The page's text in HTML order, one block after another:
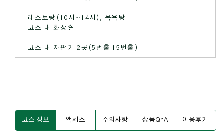
레스토랑(10시~14시), 목욕탕
코스 내 화장실
코스 내 자판기 2곳(5번홀 15번홀)
코스 정보 액세스 주의사항 상품QnA 이용후기